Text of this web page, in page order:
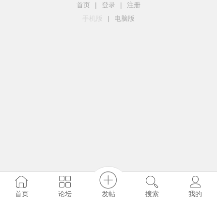
首页 | 登录 |
注册
手机版
| 电脑版
首页 论坛 发帖 搜索 我的